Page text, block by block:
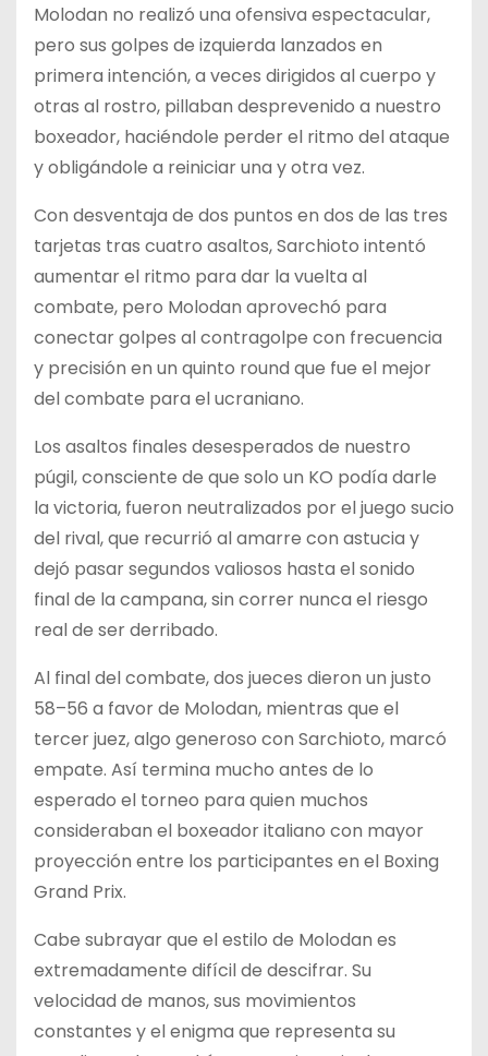
Molodan no realizó una ofensiva espectacular,
pero sus golpes de izquierda lanzados en
primera intención, a veces dirigidos al cuerpo y
otras al rostro, pillaban desprevenido a nuestro
boxeador, haciéndole perder el ritmo del ataque
y obligándole a reiniciar una y otra vez.
Con desventaja de dos puntos en dos de las tres
tarjetas tras cuatro asaltos, Sarchioto intentó
aumentar el ritmo para dar la vuelta al
combate, pero Molodan aprovechó para
conectar golpes al contragolpe con frecuencia
y precisión en un quinto round que fue el mejor
del combate para el ucraniano.
Los asaltos finales desesperados de nuestro
púgil, consciente de que solo un KO podía darle
la victoria, fueron neutralizados por el juego sucio
del rival, que recurrió al amarre con astucia y
dejó pasar segundos valiosos hasta el sonido
final de la campana, sin correr nunca el riesgo
real de ser derribado.
Al final del combate, dos jueces dieron un justo
58–56 a favor de Molodan, mientras que el
tercer juez, algo generoso con Sarchioto, marcó
empate. Así termina mucho antes de lo
esperado el torneo para quien muchos
consideraban el boxeador italiano con mayor
proyección entre los participantes en el Boxing
Grand Prix.
Cabe subrayar que el estilo de Molodan es
extremadamente difícil de descifrar. Su
velocidad de manos, sus movimientos
constantes y el enigma que representa su